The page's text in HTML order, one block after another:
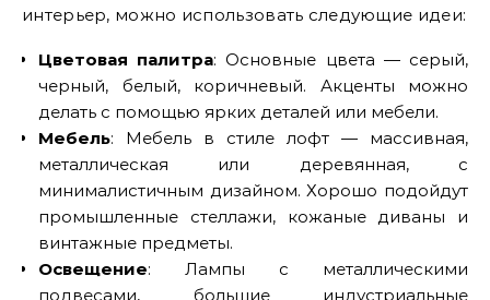
интерьер, можно использовать следующие идеи:
Цветовая палитра: Основные цвета — серый,
черный, белый, коричневый. Акценты можно
делать с помощью ярких деталей или мебели.
Мебель: Мебель в стиле лофт — массивная,
металлическая или деревянная, с
минималистичным дизайном. Хорошо подойдут
промышленные стеллажи, кожаные диваны и
винтажные предметы.
Освещение: Лампы с металлическими
подвесами, большие индустриальные